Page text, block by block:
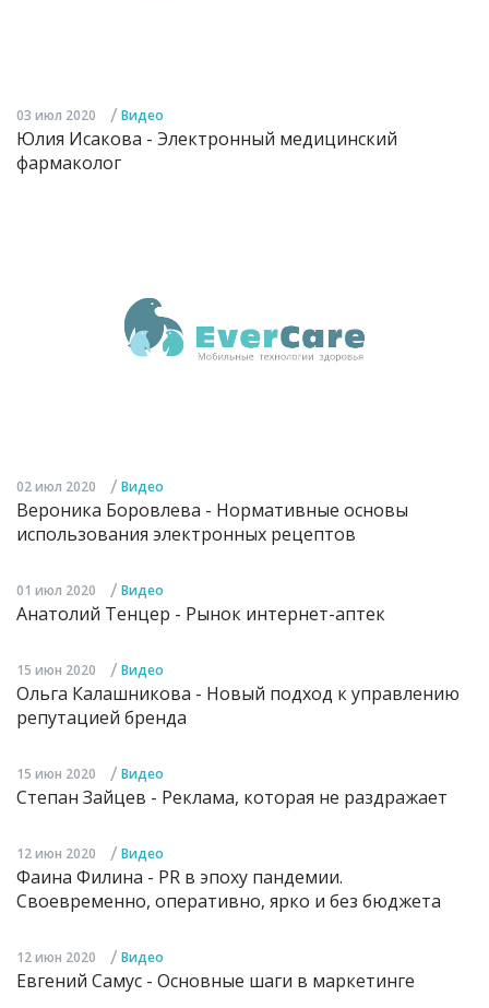
03 июл 2020 / Видео
Юлия Исакова - Электронный медицинский
фармаколог
02 июл 2020 / Видео
Вероника Боровлева - Нормативные основы
использования электронных рецептов
01 июл 2020 / Видео
Анатолий Тенцер - Рынок интернет-аптек
15 июн 2020 / Видео
Ольга Калашникова - Новый подход к управлению
репутацией бренда
15 июн 2020 / Видео
Степан Зайцев - Реклама, которая не раздражает
12 июн 2020 / Видео
Фаина Филина - PR в эпоху пандемии.
Своевременно, оперативно, ярко и без бюджета
12 июн 2020 / Видео
Евгений Самус - Основные шаги в маркетинге